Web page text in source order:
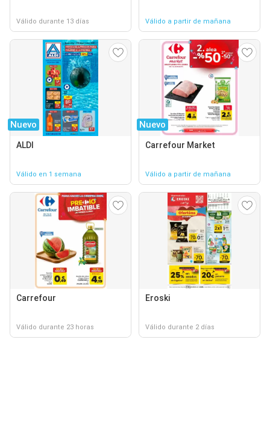
Válido durante 13 días Válido a partir de mañana
Nuevo
ALDI
Válido en 1 semana
Nuevo
Carrefour Market
Válido a partir de mañana
Carrefour
Válido durante 23 horas
Eroski
Válido durante 2 días